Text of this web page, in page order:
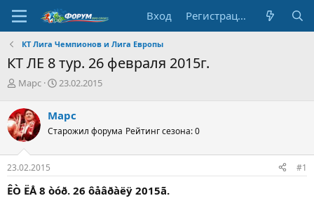
Вход Регистрация
КТ Лига Чемпионов и Лига Европы
КТ ЛЕ 8 тур. 26 февраля 2015г.
А
т
о
р
т
е
м
ы
Марс
Д
а
н
ч
л
а
23.02.2015
Марс
Старожил форума Рейтинг сезона: 0
23.02.2015 #1
ÊÒ ËÅ 8 òóð. 26 ôåâðàëÿ 2015ã.